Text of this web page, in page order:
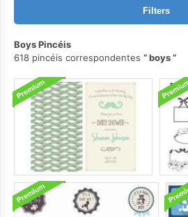
Filters
Boys Pincéis
618 pincéis correspondentes
boys